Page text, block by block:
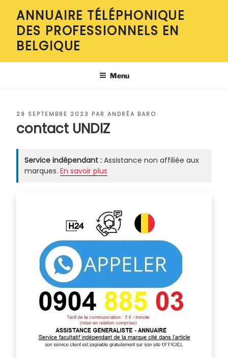
contenu
principal
ANNUAIRE TÉLÉPHONIQUE
DES PROFESSIONNELS EN
BELGIQUE
Menu
PUBLIÉ
29 SEPTEMBRE 2023 PAR ANDRÉA BARO
contact UNDIZ
Service indépendant : Assistance non affiliée aux
marques. En savoir plus